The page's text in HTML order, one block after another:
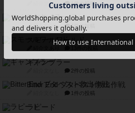
紹介文なし 1件の投稿
スペクタキュラー
紹介文なし 1件の投稿
スモールワールド
ギャンブラー
2件の投稿
Bitter End ブタペスト救出作戦
1件の投稿
ラピード